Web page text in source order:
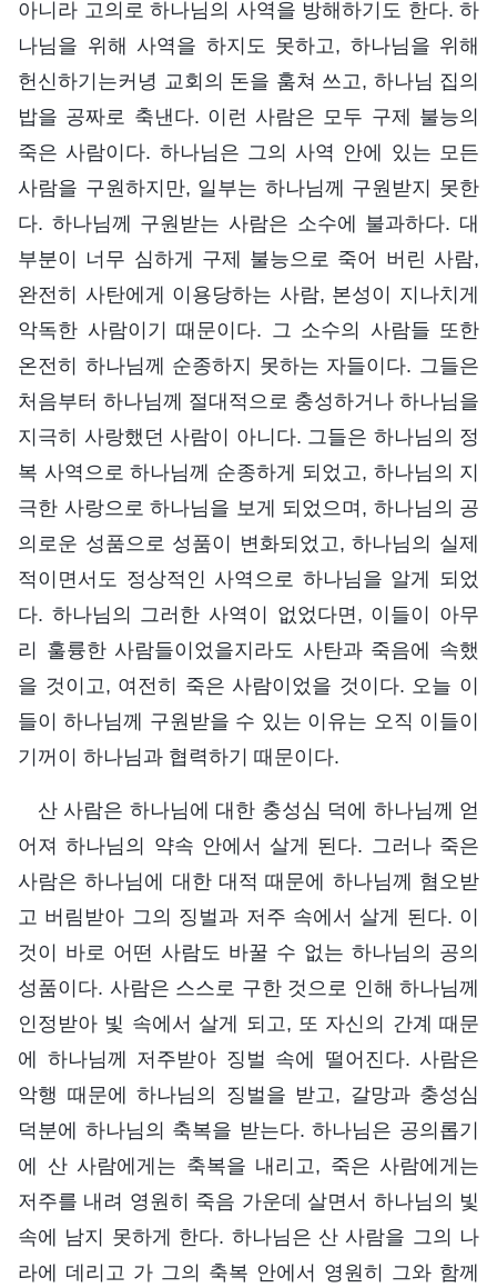
아니라 고의로 하나님의 사역을 방해하기도 한다. 하
나님을 위해 사역을 하지도 못하고, 하나님을 위해
헌신하기는커녕 교회의 돈을 훔쳐 쓰고, 하나님 집의
밥을 공짜로 축낸다. 이런 사람은 모두 구제 불능의
죽은 사람이다. 하나님은 그의 사역 안에 있는 모든
사람을 구원하지만, 일부는 하나님께 구원받지 못한
다. 하나님께 구원받는 사람은 소수에 불과하다. 대
부분이 너무 심하게 구제 불능으로 죽어 버린 사람,
완전히 사탄에게 이용당하는 사람, 본성이 지나치게
악독한 사람이기 때문이다. 그 소수의 사람들 또한
온전히 하나님께 순종하지 못하는 자들이다. 그들은
처음부터 하나님께 절대적으로 충성하거나 하나님을
지극히 사랑했던 사람이 아니다. 그들은 하나님의 정
복 사역으로 하나님께 순종하게 되었고, 하나님의 지
극한 사랑으로 하나님을 보게 되었으며, 하나님의 공
의로운 성품으로 성품이 변화되었고, 하나님의 실제
적이면서도 정상적인 사역으로 하나님을 알게 되었
다. 하나님의 그러한 사역이 없었다면, 이들이 아무
리 훌륭한 사람들이었을지라도 사탄과 죽음에 속했
을 것이고, 여전히 죽은 사람이었을 것이다. 오늘 이
들이 하나님께 구원받을 수 있는 이유는 오직 이들이
기꺼이 하나님과 협력하기 때문이다.
산 사람은 하나님에 대한 충성심 덕에 하나님께 얻
어져 하나님의 약속 안에서 살게 된다. 그러나 죽은
사람은 하나님에 대한 대적 때문에 하나님께 혐오받
고 버림받아 그의 징벌과 저주 속에서 살게 된다. 이
것이 바로 어떤 사람도 바꿀 수 없는 하나님의 공의
성품이다. 사람은 스스로 구한 것으로 인해 하나님께
인정받아 빛 속에서 살게 되고, 또 자신의 간계 때문
에 하나님께 저주받아 징벌 속에 떨어진다. 사람은
악행 때문에 하나님의 징벌을 받고, 갈망과 충성심
덕분에 하나님의 축복을 받는다. 하나님은 공의롭기
에 산 사람에게는 축복을 내리고, 죽은 사람에게는
저주를 내려 영원히 죽음 가운데 살면서 하나님의 빛
속에 남지 못하게 한다. 하나님은 산 사람을 그의 나
라에 데리고 가 그의 축복 안에서 영원히 그와 함께